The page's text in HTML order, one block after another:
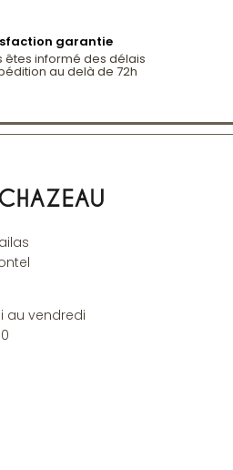
garantie
êtes informé des délais
au delà de 72h
au vendredi